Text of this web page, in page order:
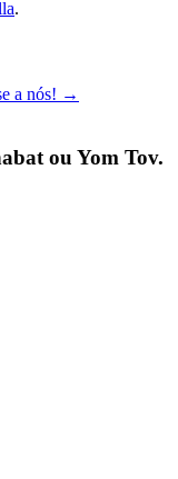
.
a nós! →
ou Yom Tov.